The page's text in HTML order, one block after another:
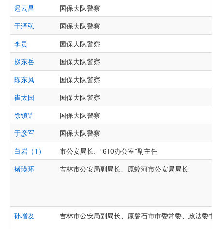
迟云昌
国保大队警察
于泽弘
国保大队警察
李贵
国保大队警察
赵东岳
国保大队警察
陈东风
国保大队警察
崔太国
国保大队警察
徐镇诰
国保大队警察
于彦军
国保大队警察
白岩（1）
市公安局长、“610办公室”副主任
褚瑛环
吉林市公安局副局长、原蛟河市公安局局长
孙增发 吉林市公安局副局长、原磐石市市委常委、政法委